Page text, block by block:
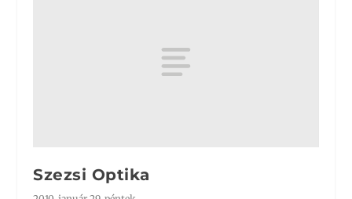
Szezsi Optika